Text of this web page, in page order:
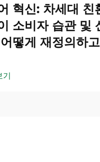
혁신: 차세대 친
소비자 습관 및
떻게 재정의하
기